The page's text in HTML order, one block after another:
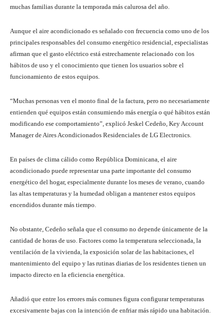
muchas familias durante la temporada más calurosa del año.
Aunque el aire acondicionado es señalado con frecuencia como uno de los
principales responsables del consumo energético residencial, especialistas
afirman que el gasto eléctrico está estrechamente relacionado con los
hábitos de uso y el conocimiento que tienen los usuarios sobre el
funcionamiento de estos equipos.
“Muchas personas ven el monto final de la factura, pero no necesariamente
entienden qué equipos están consumiendo más energía o qué hábitos están
modificando ese comportamiento”, explicó Jeskel Cedeño, Key Account
Manager de Aires Acondicionados Residenciales de LG Electronics.
En países de clima cálido como República Dominicana, el aire
acondicionado puede representar una parte importante del consumo
energético del hogar, especialmente durante los meses de verano, cuando
las altas temperaturas y la humedad obligan a mantener estos equipos
encendidos durante más tiempo.
No obstante, Cedeño señala que el consumo no depende únicamente de la
cantidad de horas de uso. Factores como la temperatura seleccionada, la
ventilación de la vivienda, la exposición solar de las habitaciones, el
mantenimiento del equipo y las rutinas diarias de los residentes tienen un
impacto directo en la eficiencia energética.
Añadió que entre los errores más comunes figura configurar temperaturas
excesivamente bajas con la intención de enfriar más rápido una habitación.